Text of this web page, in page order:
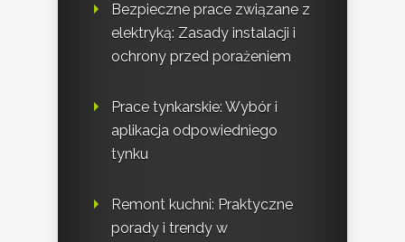
Bezpieczne prace związane z
elektryką: Zasady instalacji i
ochrony przed porażeniem
Prace tynkarskie: Wybór i
aplikacja odpowiedniego
tynku
Remont kuchni: Praktyczne
porady i trendy w